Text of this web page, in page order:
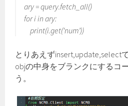
ary = query.fetch_all()
for i in ary:
print(i.get(‘num’))
とりあえずinsert,update,select
objの中身をブランクにするコ
う。